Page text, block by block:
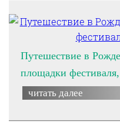
Путешествие в
площадки
читать далее